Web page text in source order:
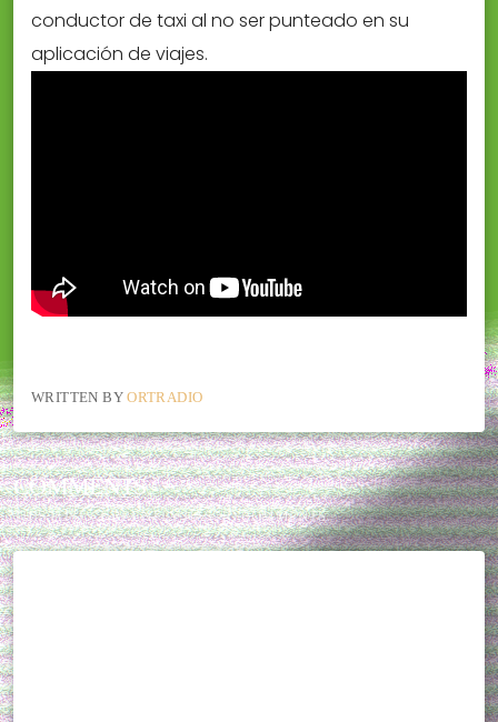
conductor de taxi al no ser punteado en su
aplicación de viajes.
WRITTEN BYORTRADIO
COMMENTS
THIS POST CURRENTLY HAS NO COMMENTS.